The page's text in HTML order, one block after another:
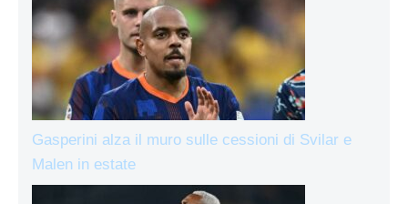
Gasperini alza il muro sulle cessioni di Svilar e
Malen in estate